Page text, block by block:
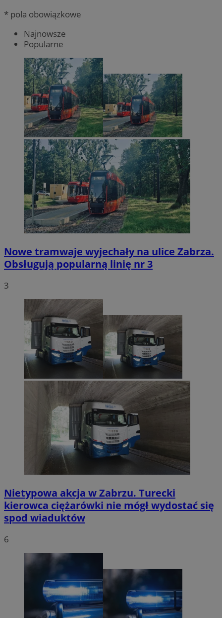
* pola obowiązkowe
Najnowsze
Popularne
Nowe tramwaje wyjechały na ulice Zabrza.
Obsługują popularną linię nr 3
3
Nietypowa akcja w Zabrzu. Turecki
kierowca ciężarówki nie mógł wydostać się
spod wiaduktów
6